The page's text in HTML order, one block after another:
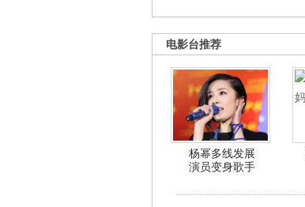
电影台推荐
杨幂多线发展
演员变身歌手